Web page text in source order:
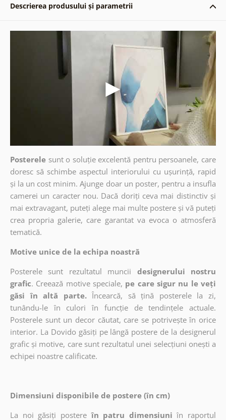
Descrierea produsului și parametrii
Posterele sunt o soluție excelentă pentru persoanele, care
doresc să schimbe aspectul interiorului cu ușurință, rapid
și la un cost minim. Ajunge doar un poster, pentru a insufla
camerei un caracter nou. Dacă doriți ceva mai distinctiv și
mai extravagant, puteți alege mai multe postere și vă puteți
crea propria galerie, care garantat va evoca o atmosferă
tematică.
Motive unice de la echipa noastră
Posterele sunt rezultatul muncii
designerului nostru
grafic. Creează motive speciale, pe care sigur nu le veți
găsi în altă parte. Încearcă, să țină posterele la zi,
tunându-le în culori în funcție de tendințele actuale.
Posterele sunt un decor căutat, care se potrivește în orice
interior. La Dovido găsiți pe lângă postere de la designerul
grafic și motive, care sunt rezultatul unei selecțiuni onești a
echipei noastre calificate.
Dimensiuni disponibile de postere (în cm)
La noi găsiți postere în patru dimensiuni în raportul